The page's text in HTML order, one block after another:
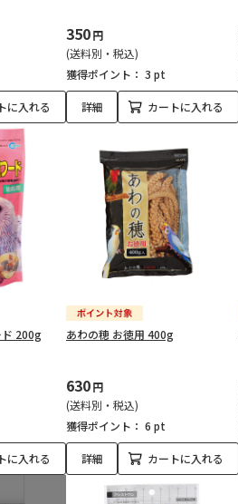
に入れる
350円
(送料別・税込)
獲得ポイント： 3 pt
詳細 カートに入れる
200g
に入れる
あわの穂 お徳用 400g
630円
(送料別・税込)
獲得ポイント： 6 pt
詳細 カートに入れる